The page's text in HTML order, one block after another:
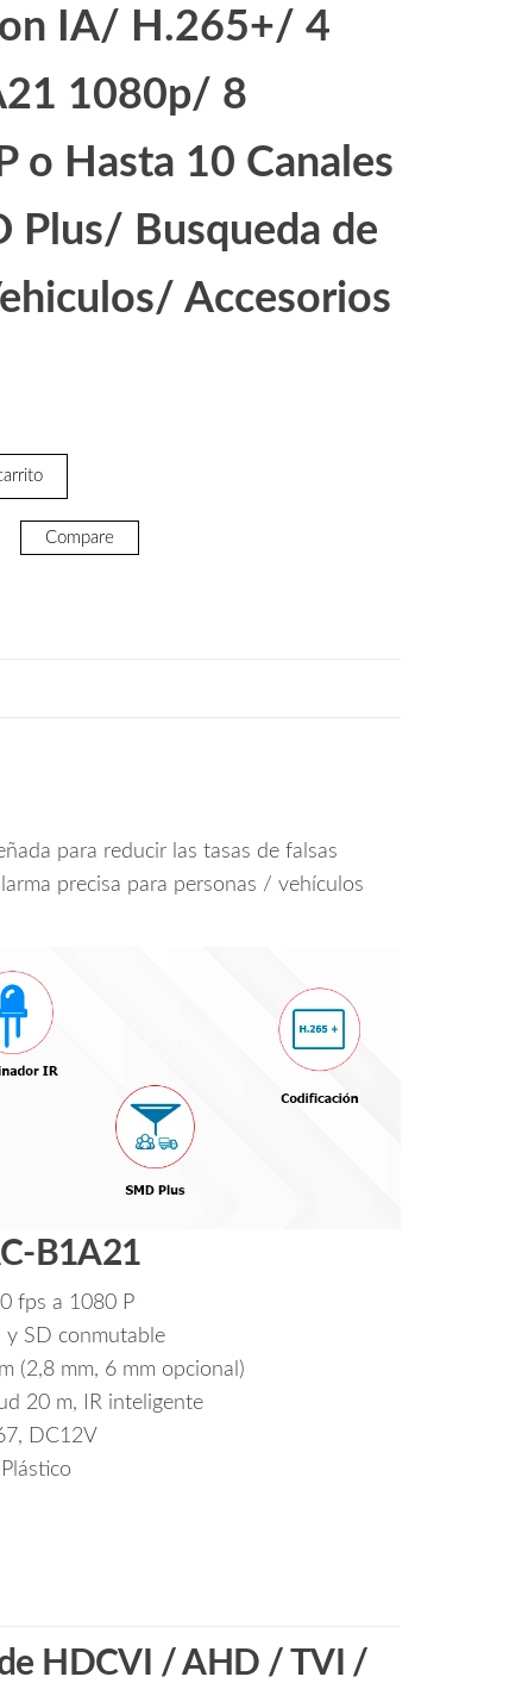
IA/ H.265+/ 4
1080p/ 8
o Hasta 10 Canales
Plus/ Busqueda de
Accesorios
Compare
para reducir las tasas de falsas
precisa para personas / vehículos
B1A21
fps a 1080 P
y SD conmutable
(2,8 mm, 6 mm opcional)
20 m, IR inteligente
DC12V
Plástico
HDCVI / AHD / TVI /